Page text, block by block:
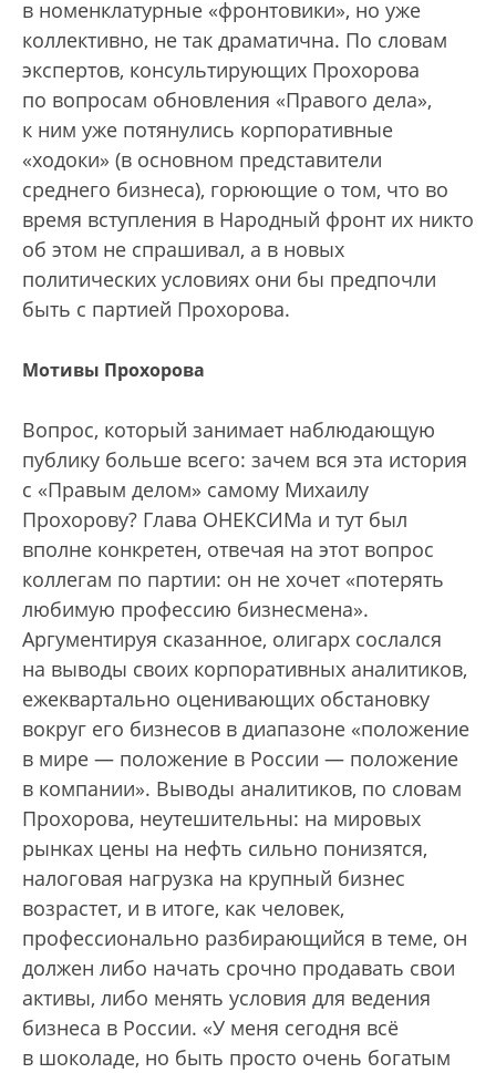
в номенклатурные «фронтовики», но уже
коллективно, не так драматична. По словам
экспертов, консультирующих Прохорова
по вопросам обновления «Правого дела»,
к ним уже потянулись корпоративные
«ходоки» (в основном представители
среднего бизнеса), горюющие о том, что во
время вступления в Народный фронт их никто
об этом не спрашивал, а в новых
политических условиях они бы предпочли
быть с партией Прохорова.
Мотивы Прохорова
Вопрос, который занимает наблюдающую
публику больше всего: зачем вся эта история
с «Правым делом» самому Михаилу
Прохорову? Глава ОНЕКСИМа и тут был
вполне конкретен, отвечая на этот вопрос
коллегам по партии: он не хочет «потерять
любимую профессию бизнесмена».
Аргументируя сказанное, олигарх сослался
на выводы своих корпоративных аналитиков,
ежеквартально оценивающих обстановку
вокруг его бизнесов в диапазоне «положение
в мире — положение в России — положение
в компании». Выводы аналитиков, по словам
Прохорова, неутешительны: на мировых
рынках цены на нефть сильно понизятся,
налоговая нагрузка на крупный бизнес
возрастет, и в итоге, как человек,
профессионально разбирающийся в теме, он
должен либо начать срочно продавать свои
активы, либо менять условия для ведения
бизнеса в России. «У меня сегодня всё
в шоколаде, но быть просто очень богатым